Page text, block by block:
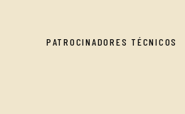
PATROCINADORES TÉCNICOS